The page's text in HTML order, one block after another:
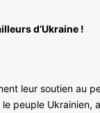
d’Ukraine !
leur soutien au
peuple Ukrainien,